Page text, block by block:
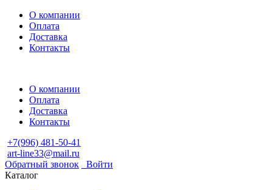
О компании
Оплата
Доставка
Контакты
О компании
Оплата
Доставка
Контакты
+7(996) 481-50-41
art-line33@mail.ru
Обратный звонок
Войти
Каталог